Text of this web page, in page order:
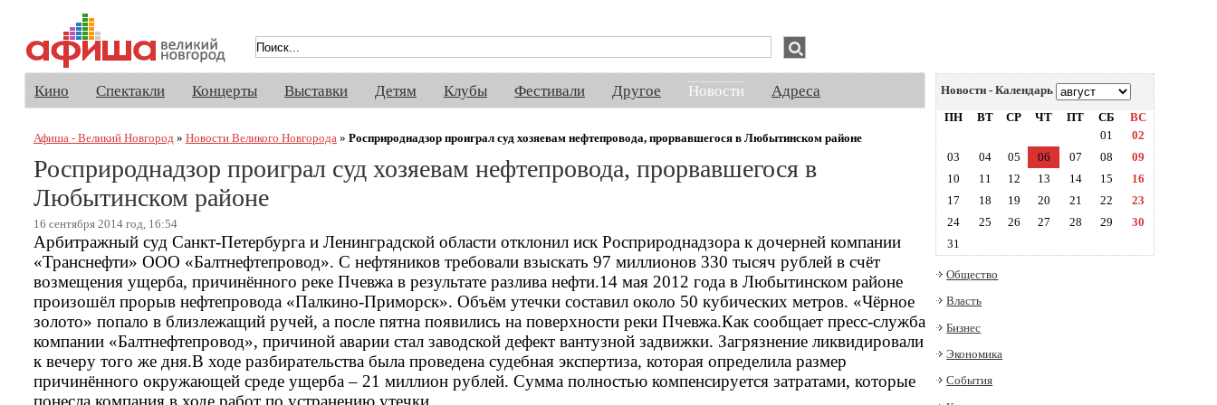
Кино Спектакли Концерты Выставки Детям Клубы Фестивали Другое Новости Адреса
Афиша - Великий Новгород » Новости Великого Новгорода » Росприроднадзор проиграл суд хозяевам нефтепровода, прорвавшегося в Любытинском районе
Росприроднадзор проиграл суд хозяевам нефтепровода, прорвавшегося в
Любытинском районе
16 сентября 2014 год, 16:54
Арбитражный суд Санкт-Петербурга и Ленинградской области отклонил иск Росприроднадзора к дочерней компании
«Транснефти» ООО «Балтнефтепровод». С нефтяников требовали взыскать 97 миллионов 330 тысяч рублей в счёт
возмещения ущерба, причинённого реке Пчевжа в результате разлива нефти.14 мая 2012 года в Любытинском районе
произошёл прорыв нефтепровода «Палкино-Приморск». Объём утечки составил около 50 кубических метров. «Чёрное
золото» попало в близлежащий ручей, а после пятна появились на поверхности реки Пчевжа.Как сообщает пресс-служба
компании «Балтнефтепровод», причиной аварии стал заводской дефект вантузной задвижки. Загрязнение ликвидировали
к вечеру того же дня.В ходе разбирательства была проведена судебная экспертиза, которая определила размер
причинённого окружающей среде ущерба – 21 миллион рублей. Сумма полностью компенсируется затратами, которые
понесла компания в ходе работ по устранению утечки.
Новости - Календарь
ПН
ВТ СР ЧТ ПТ СБ
ВС
01
02
03
04 05 06 07 08
09
10
11 12 13 14 15
16
17
18 19 20 21 22
23
24
25 26 27 28 29
30
31
Общество
Власть
Бизнес
Экономика
События